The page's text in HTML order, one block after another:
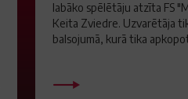
labāko spēlētāju atzīta FS
Keita Zviedre. Uzvarētāja
balsojumā, kurā tika